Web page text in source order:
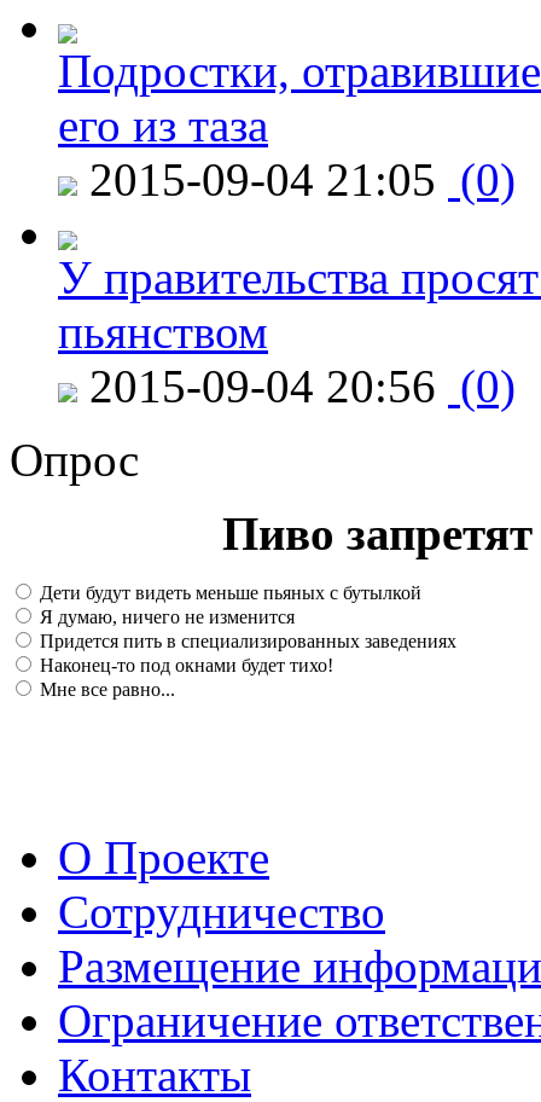
Подростки,
его из таза
2015-09-04 21:05 (0)
У правительства
пьянством
2015-09-04 20:56 (0)
Опрос
Пиво
Дети будут видеть меньше пьяных с бутылкой
Я думаю, ничего не изменится
Придется пить в специализированных заведениях
Наконец-то под окнами будет тихо!
Мне все равно...
О Проекте
Сотрудничество
Размещение
Ограничение
Контакты